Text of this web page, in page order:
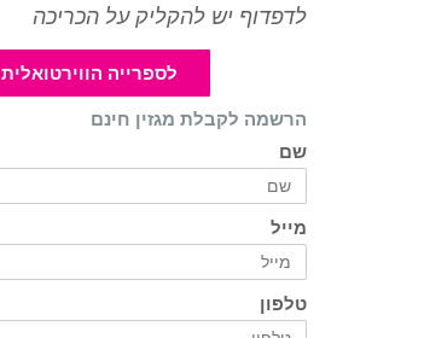
לדפדוף יש להקליק על הכריכה
לספרייה הווירטואלית
הרשמה לקבלת מגזין חינם
שם
מייל
טלפון